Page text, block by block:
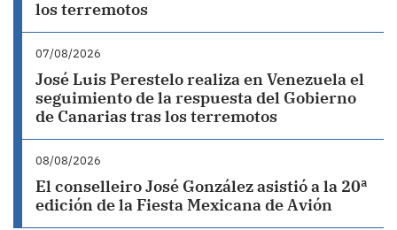
los terremotos
07/08/2026
José Luis Perestelo realiza en Venezuela el
seguimiento de la respuesta del Gobierno
de Canarias tras los terremotos
08/08/2026
El conselleiro José González asistió a la 20ª
edición de la Fiesta Mexicana de Avión